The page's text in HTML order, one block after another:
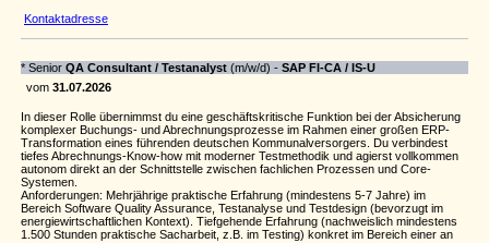
Kontaktadresse
* Senior QA Consultant / Testanalyst (m/w/d) - SAP FI‑CA / IS‑U
vom 31.07.2026
In dieser Rolle übernimmst du eine geschäftskritische Funktion bei der Absicherung
komplexer Buchungs- und Abrechnungsprozesse im Rahmen einer großen ERP-
Transformation eines führenden deutschen Kommunalversorgers. Du verbindest
tiefes Abrechnungs-Know-how mit moderner Testmethodik und agierst vollkommen
autonom direkt an der Schnittstelle zwischen fachlichen Prozessen und Core-
Systemen.
Anforderungen: Mehrjährige praktische Erfahrung (mindestens 5-7 Jahre) im
Bereich Software Quality Assurance, Testanalyse und Testdesign (bevorzugt im
energiewirtschaftlichen Kontext). Tiefgehende Erfahrung (nachweislich mindestens
1.500 Stunden praktische Sacharbeit, z.B. im Testing) konkret im Bereich einer an